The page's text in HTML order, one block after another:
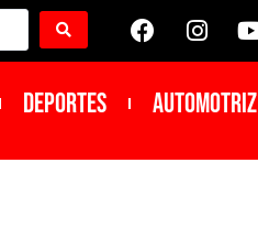
DEPORTES Automotriz